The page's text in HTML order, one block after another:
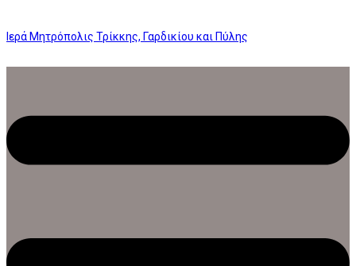
Ιερά Μητρόπολις Τρίκκης, Γαρδικίου και Πύλης